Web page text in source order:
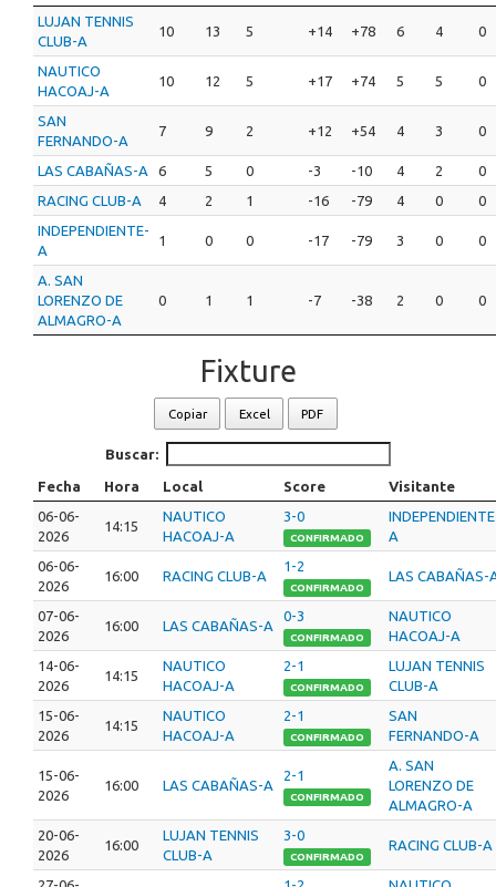
LUJAN TENNIS
CLUB-A
10 13 5 +14 +78 6 4 0
NAUTICO
HACOAJ-A
10 12 5 +17 +74 5 5 0
SAN
FERNANDO-A
7 9 2 +12 +54 4 3 0
LAS CABAÑAS-A 6 5 0 -3 -10 4 2
0
RACING CLUB-A
4 2 1 -16 -79 4 0
0
INDEPENDIENTE-
A
1 0 0 -17 -79 3 0 0
A. SAN
LORENZO DE
ALMAGRO-A
0 1 1 -7 -38 2 0 0
Fixture
Copiar Excel PDF
Buscar:
Fecha Hora Local Score
Visitante
06-06-
2026
14:15
NAUTICO
HACOAJ-A
3-0
CONFIRMADO
A
06-06-
2026
16:00 RACING CLUB-A
1-2
CONFIRMADO
LAS CABAÑAS-
07-06-
2026
16:00 LAS CABAÑAS-A
0-3
CONFIRMADO
NAUTICO
HACOAJ-A
14-06-
2026
14:15
NAUTICO
HACOAJ-A
2-1
CONFIRMADO
LUJAN TENNIS
CLUB-A
15-06-
2026
14:15
NAUTICO
HACOAJ-A
2-1
CONFIRMADO
SAN
FERNANDO-A
15-06-
2026
16:00 LAS CABAÑAS-A
2-1
CONFIRMADO
A. SAN
LORENZO DE
ALMAGRO-A
20-06-
2026
16:00
LUJAN TENNIS
CLUB-A
3-0
CONFIRMADO
RACING CLUB-A